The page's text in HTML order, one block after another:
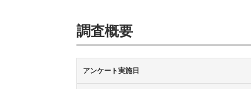
調査概要
アンケート実施日